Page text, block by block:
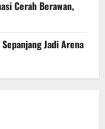
Cerah Berawan,
Jadi Arena